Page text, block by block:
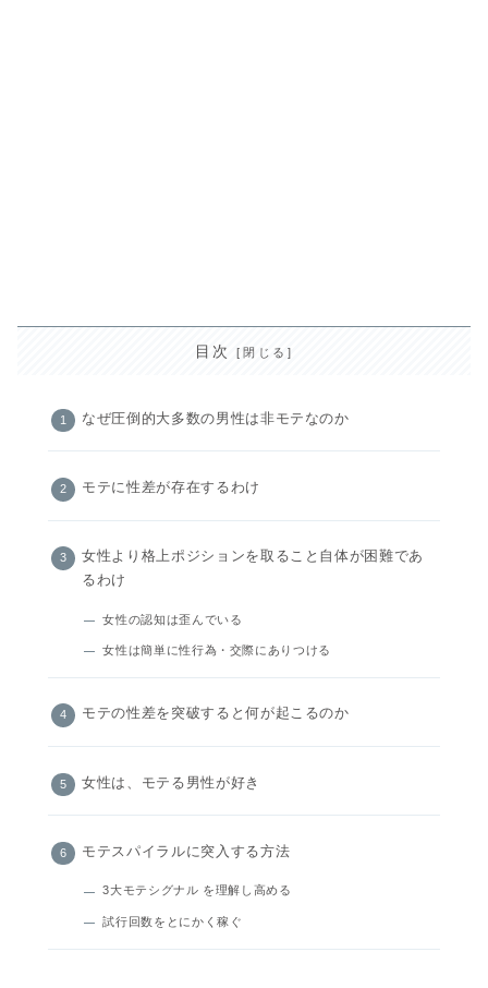
目次
なぜ圧倒的大多数の男性は非モテなのか
モテに性差が存在するわけ
女性より格上ポジションを取ること自体が困難であ
るわけ
女性の認知は歪んでいる
女性は簡単に性行為・交際にありつける
モテの性差を突破すると何が起こるのか
女性は、モテる男性が好き
モテスパイラルに突入する方法
3大モテシグナル を理解し高める
試行回数をとにかく稼ぐ